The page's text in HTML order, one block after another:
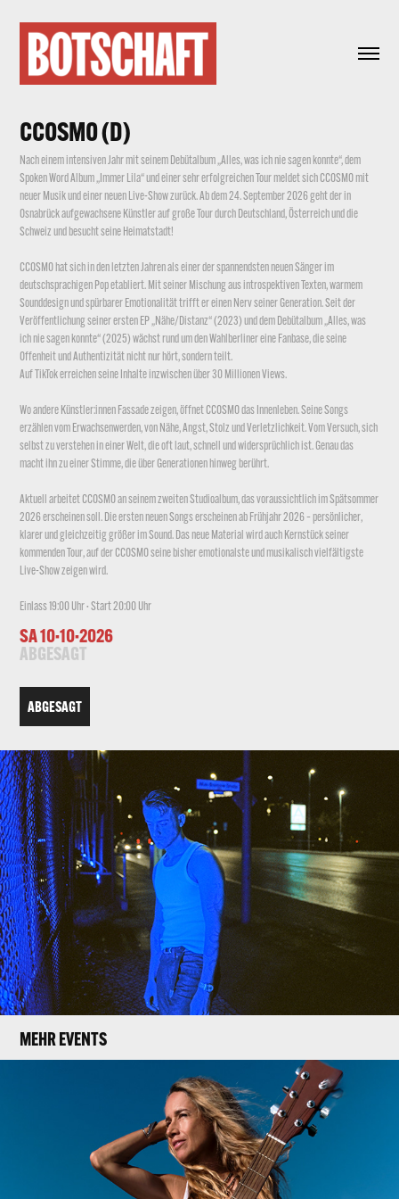
CCOSMO (D)
Nach einem intensiven Jahr mit seinem Debütalbum „Alles, was ich nie sagen konnte“, dem
Spoken Word Album „Immer Lila“ und einer sehr erfolgreichen Tour meldet sich CCOSMO mit
neuer Musik und einer neuen Live-Show zurück. Ab dem 24. September 2026 geht der in
Osnabrück aufgewachsene Künstler auf große Tour durch Deutschland, Österreich und die
Schweiz und besucht seine Heimatstadt!
CCOSMO hat sich in den letzten Jahren als einer der spannendsten neuen Sänger im
deutschsprachigen Pop etabliert. Mit seiner Mischung aus introspektiven Texten, warmem
Sounddesign und spürbarer Emotionalität trifft er einen Nerv seiner Generation. Seit der
Veröffentlichung seiner ersten EP „Nähe/Distanz“ (2023) und dem Debütalbum „Alles, was
ich nie sagen konnte“ (2025) wächst rund um den Wahlberliner eine Fanbase, die seine
Offenheit und Authentizität nicht nur hört, sondern teilt.
Auf TikTok erreichen seine Inhalte inzwischen über 30 Millionen Views.
Wo andere Künstler:innen Fassade zeigen, öffnet CCOSMO das Innenleben. Seine Songs
erzählen vom Erwachsenwerden, von Nähe, Angst, Stolz und Verletzlichkeit. Vom Versuch, sich
selbst zu verstehen in einer Welt, die oft laut, schnell und widersprüchlich ist. Genau das
macht ihn zu einer Stimme, die über Generationen hinweg berührt.
Aktuell arbeitet CCOSMO an seinem zweiten Studioalbum, das voraussichtlich im Spätsommer
2026 erscheinen soll. Die ersten neuen Songs erscheinen ab Frühjahr 2026 – persönlicher,
klarer und gleichzeitig größer im Sound. Das neue Material wird auch Kernstück seiner
kommenden Tour, auf der CCOSMO seine bisher emotionalste und musikalisch vielfältigste
Live-Show zeigen wird.
Einlass 19:00 Uhr · Start 20:00 Uhr
SA 10·10·2026
ABGESAGT
ABGESAGT
MEHR EVENTS